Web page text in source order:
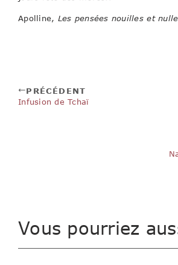
Apolline, Les pensées nouilles et
PRÉCÉDENT
Infusion de Tchaï
Vous pourriez